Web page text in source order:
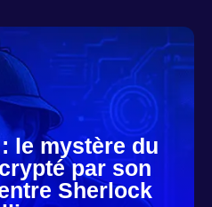
le mystère du
par son
Sherlock